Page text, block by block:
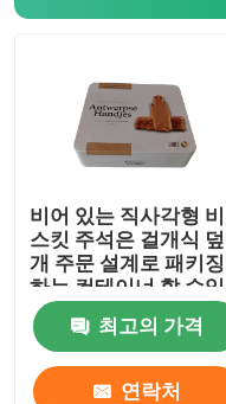
집
비어 있는 직사각형 비
스킷 주석은 걸개식 덮
개 주문 설계로 패키징
하는 컨테이너 할 수있
최고의 가격
연락처